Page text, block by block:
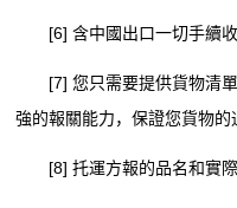
[6] 含中國出口一切手續收
[7] 您只需要提供貨物清單
強的報關能力，保證您貨物的
[8] 托運方報的品名和實際